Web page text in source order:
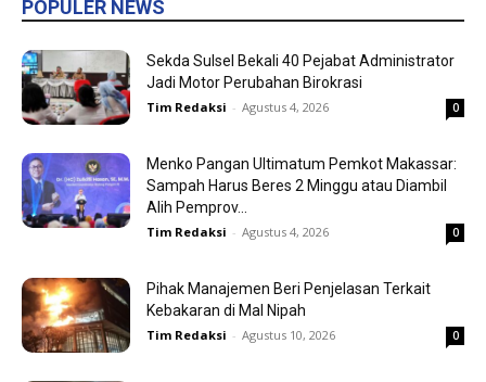
POPULER NEWS
Sekda Sulsel Bekali 40 Pejabat Administrator
Jadi Motor Perubahan Birokrasi
Tim Redaksi - Agustus 4, 2026 0
Menko Pangan Ultimatum Pemkot Makassar:
Sampah Harus Beres 2 Minggu atau Diambil
Alih Pemprov...
Tim Redaksi - Agustus 4, 2026 0
Pihak Manajemen Beri Penjelasan Terkait
Kebakaran di Mal Nipah
Tim Redaksi - Agustus 10, 2026 0